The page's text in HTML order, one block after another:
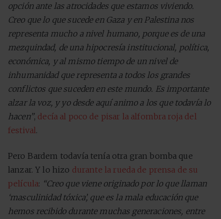
opción ante las atrocidades que estamos viviendo.
Creo que lo que sucede en Gaza y en Palestina nos
representa mucho a nivel humano, porque es de una
mezquindad, de una hipocresía institucional, política,
económica, y al mismo tiempo de un nivel de
inhumanidad que representa a todos los grandes
conflictos que suceden en este mundo. Es importante
alzar la voz, y yo desde aquí animo a los que todavía lo
hacen”, decía al poco de pisar la alfombra roja del
festival.
Pero Bardem todavía tenía otra gran bomba que
lanzar. Y lo hizo durante la rueda de prensa de su
película: “Creo que viene originado por lo que llaman
‘masculinidad tóxica’, que es la mala educación que
hemos recibido durante muchas generaciones, entre